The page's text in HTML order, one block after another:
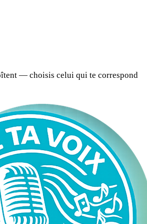
— choisis celui qui te correspond